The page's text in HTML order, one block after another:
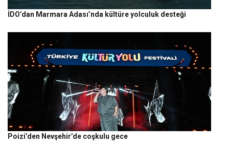
İDO’dan Marmara Adası’nda kültüre yolculuk desteği
Poizi’den Nevşehir’de coşkulu gece